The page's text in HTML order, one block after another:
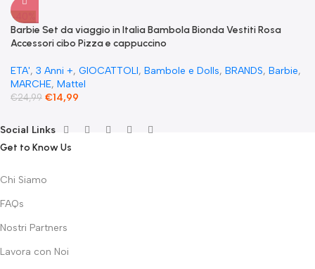
-40%
Barbie Set da viaggio in Italia Bambola Bionda Vestiti Rosa
Accessori cibo Pizza e cappuccino
ETA', 3 Anni +, GIOCATTOLI, Bambole e Dolls, BRANDS, Barbie,
MARCHE, Mattel
€24,99 €14,99
Social Links
Get to Know Us
Chi Siamo
FAQs
Nostri Partners
Lavora con Noi